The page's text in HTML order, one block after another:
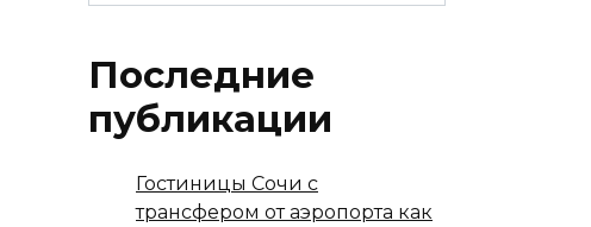
Последние
публикации
Гостиницы Сочи с
трансфером от аэропорта как